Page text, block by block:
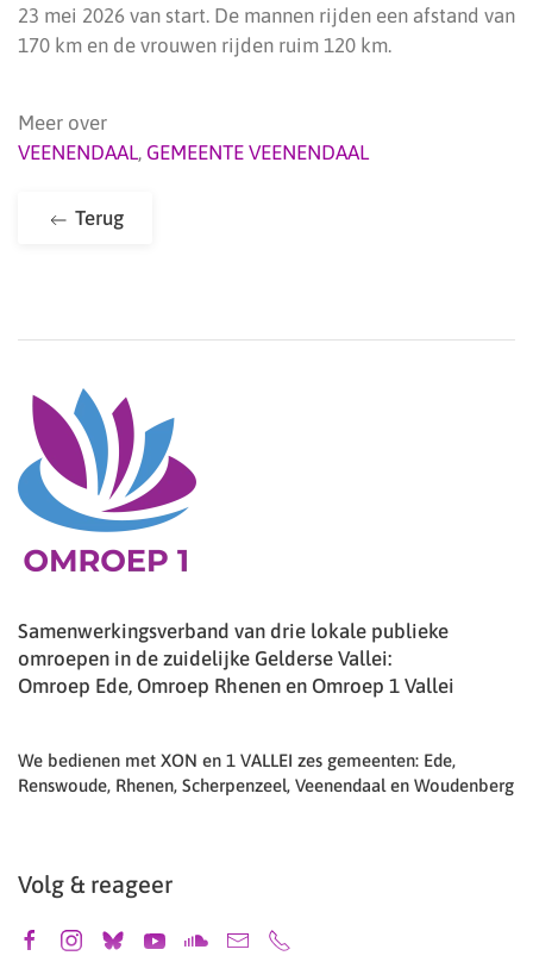
23 mei 2026 van start. De mannen rijden een afstand van
170 km en de vrouwen rijden ruim 120 km.
Meer over
VEENENDAAL, GEMEENTE VEENENDAAL
Terug
Samenwerkingsverband van drie lokale publieke
omroepen in de zuidelijke Gelderse Vallei:
Omroep Ede, Omroep Rhenen en Omroep 1 Vallei
We bedienen met XON en 1 VALLEI zes gemeenten: Ede,
Renswoude, Rhenen, Scherpenzeel, Veenendaal en Woudenberg
Volg & reageer